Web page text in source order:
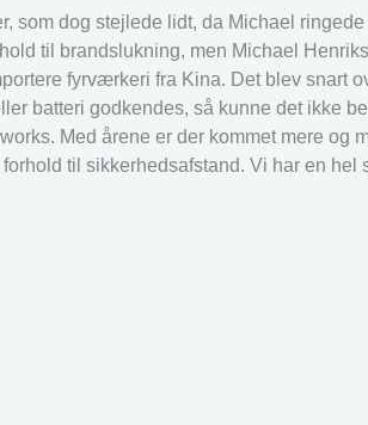
som dog stejlede lidt, da Michael
til brandslukning, men Michael
fyrværkeri fra Kina. Det blev snart
batteri godkendes, så kunne det ikke
Med årene er der kommet mere og
til sikkerhedsafstand. Vi har en